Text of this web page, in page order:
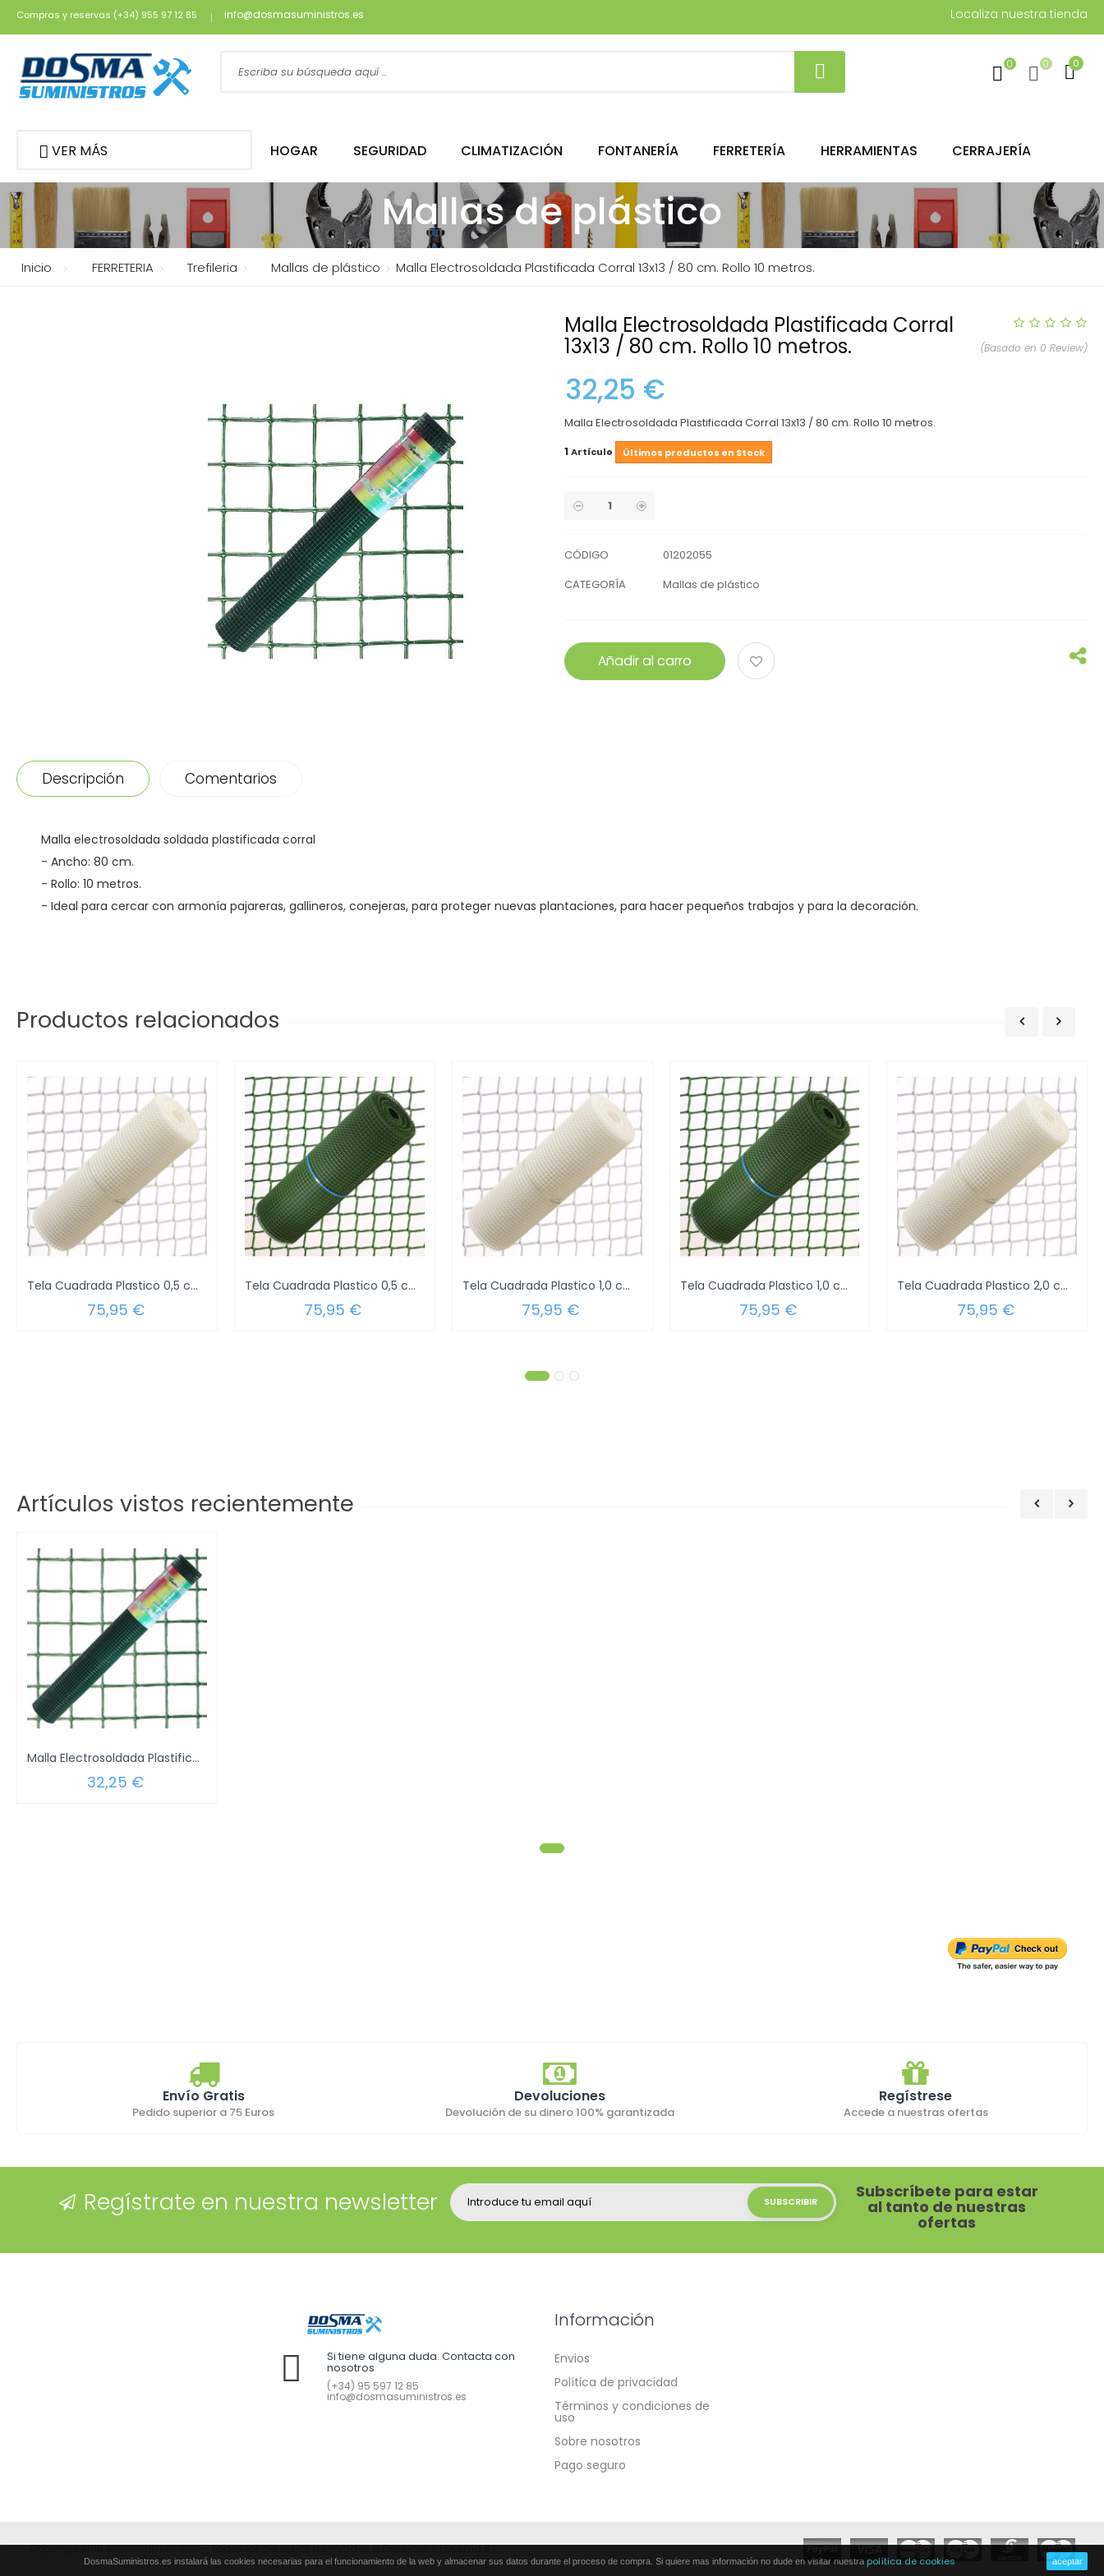
Compras y reservas (+34) 955 97 12 85 info@dosmasuministros.es Localiza nuestra tienda
0
0 0
VER MÁS HOGAR SEGURIDAD CLIMATIZACIÓN FONTANERÍA FERRETERÍA HERRAMIENTAS CERRAJERÍA
Mallas de plástico
Inicio FERRETERIA Trefileria Mallas de plástico Malla Electrosoldada Plastificada Corral 13x13 / 80 cm. Rollo 10 metros.
(Basado en 0 Review)
Malla Electrosoldada Plastificada Corral
13x13 / 80 cm. Rollo 10 metros.
32,25 €
Malla Electrosoldada Plastificada Corral 13x13 / 80 cm. Rollo 10 metros.
1Artículo Últimos productos en Stock
CÓDIGO
01202055
CATEGORÍA
Mallas de plástico
Añadir al carro
Descripción Comentarios
Malla electrosoldada soldada plastificada corral
- Ancho: 80 cm.
- Rollo: 10 metros.
- Ideal para cercar con armonía pajareras, gallineros, conejeras, para proteger nuevas plantaciones, para hacer pequeños trabajos y para la decoración.
Productos relacionados
Tela Cuadrada Plastico 0,5 cm. x 1 Metro....
75,95 €
Tela Cuadrada Plastico 0,5 cm. x 1 Metro...
75,95 €
Tela Cuadrada Plastico 1,0 cm. x 1 metro....
75,95 €
Tela Cuadrada Plastico 1,0 cm. x 1 Metro....
75,95 €
Tela Cuadrada Plastico 2,0 cm. x 1 Metros...
75,95 €
Artículos vistos recientemente
Malla Electrosoldada Plastificada Corral...
32,25 €
Envío Gratis
Pedido superior a 75 Euros
Devoluciones
Devolución de su dinero 100% garantizada
Regístrese
Accede a nuestras ofertas
Regístrate en nuestra newsletter Subscríbete para estar
al tanto de nuestras
ofertas
Si tiene alguna duda. Contacta con
nosotros
(+34) 95 597 12 85
info@dosmasuministros.es
Información
Envios
Política de privacidad
Términos y condiciones de
uso
Sobre nosotros
Pago seguro
DosmaSuministros.es instalará las cookies necesarias para el funcionamiento de la web y almacenar sus datos durante el proceso de compra. Si quiere mas información no dude en visitar nuestra política de cookies aceptar
Copyright 2018DOSMASUMINISTROS- Todos los derechos reservados a Electricidad Dosma S.L.